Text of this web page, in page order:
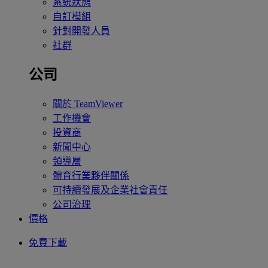
自訂模組
針對開發人員
社群
公司
關於 TeamViewer
工作機會
投資商
新聞中心
領導層
體育行業夥伴關係
可持續發展及企業社會責任
公司治理
價格
免費下載